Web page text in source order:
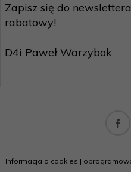
Zapisz się do
rabatowy!
D4i Paweł Warzybok
Informacja o cookies |